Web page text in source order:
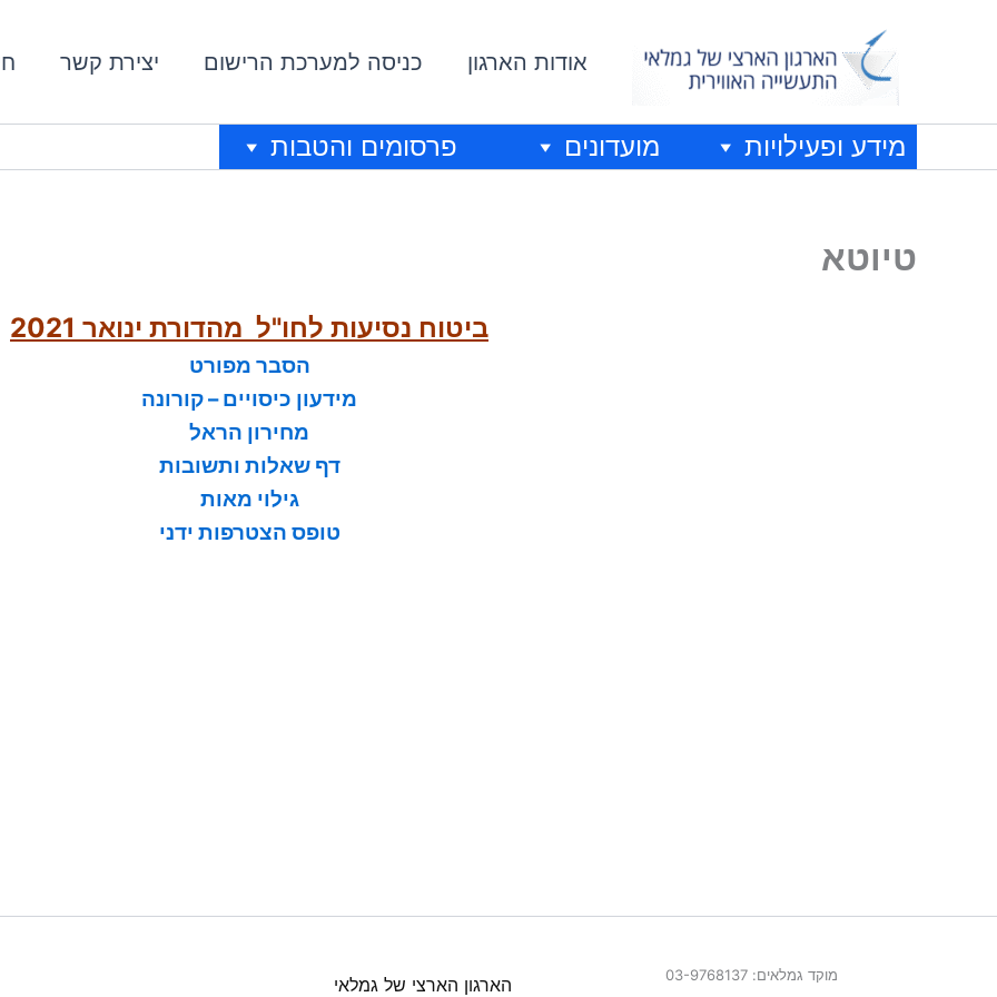
אודות הארגון כניסה למערכת הרישום יצירת קשר
מידע ופעילויות מועדונים פרסומים והטבות
טיוטא
ביטוח נסיעות לחו"ל מהדורת ינואר 2021
הסבר מפורט
מידעון כיסויים – קורונה
מחירון הראל
דף שאלות ותשובות
גילוי מאות
טופס הצטרפות ידני
מוקד גמלאים: 03-9768137 הארגון הארצי של גמלאי